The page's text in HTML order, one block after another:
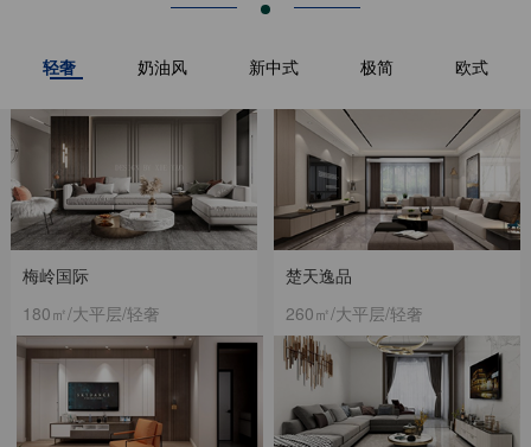
轻奢 奶油风 新中式 极简 欧式
梅岭国际
180㎡/大平层/轻奢
楚天逸品
260㎡/大平层/轻奢